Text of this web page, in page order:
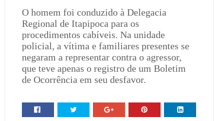
O homem foi conduzido à Delegacia
Regional de Itapipoca para os
procedimentos cabíveis. Na unidade
policial, a vítima e familiares presentes se
negaram a representar contra o agressor,
que teve apenas o registro de um Boletim
de Ocorrência em seu desfavor.